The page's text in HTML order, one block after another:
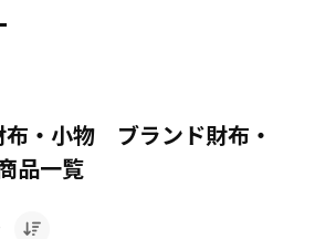
布・小物 ブランド財布・
品一覧